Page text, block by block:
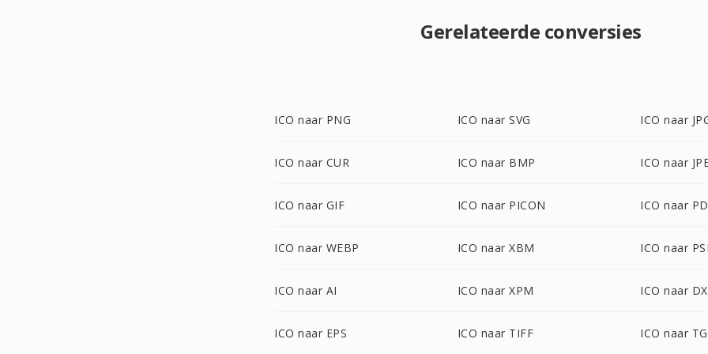
Gerelateerde conversies
ICO naar PNG ICO naar SVG ICO naar
ICO naar CUR ICO naar BMP ICO naar
ICO naar GIF ICO naar PICON ICO naar
ICO naar WEBP ICO naar XBM ICO naar
ICO naar AI ICO naar XPM ICO naar
ICO naar EPS ICO naar TIFF ICO naar